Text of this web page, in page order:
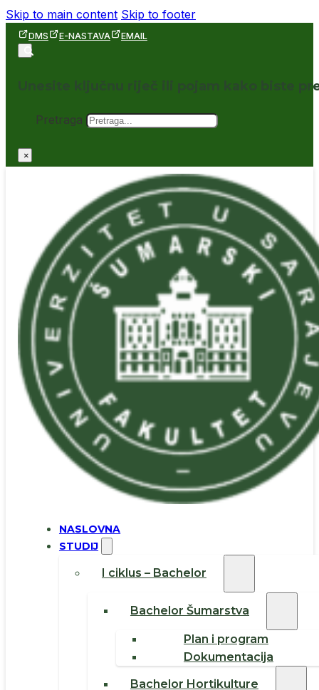
Skip to main content Skip to footer
DMS E-NASTAVA EMAIL
Unesite ključnu riječ ili pojam kako biste
Pretraga
×
NASLOVNA
STUDIJ
I ciklus – Bachelor
Bachelor Šumarstva
Plan i program
Dokumentacija
Bachelor Hortikulture